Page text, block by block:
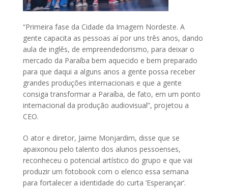
“Primeira fase da Cidade da Imagem Nordeste. A
gente capacita as pessoas aí por uns três anos, dando
aula de inglês, de empreendedorismo, para deixar o
mercado da Paraíba bem aquecido e bem preparado
para que daqui a alguns anos a gente possa receber
grandes produções internacionais e que a gente
consiga transformar a Paraíba, de fato, em um ponto
internacional da produção audiovisual”, projetou a
CEO.
O ator e diretor, Jaime Monjardim, disse que se
apaixonou pelo talento dos alunos pessoenses,
reconheceu o potencial artístico do grupo e que vai
produzir um fotobook com o elenco essa semana
para fortalecer a identidade do curta ‘Esperançar’.